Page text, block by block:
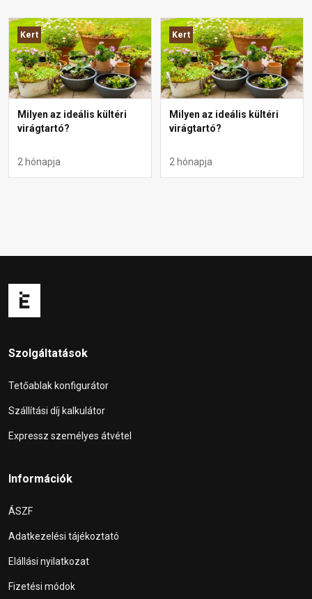
Kert
Milyen az ideális kültéri
virágtartó?
2 hónapja
Kert
Milyen az ideális kültéri
virágtartó?
2 hónapja
Szolgáltatások
Tetőablak konfigurátor
Szállítási díj kalkulátor
Expressz személyes átvétel
Információk
ÁSZF
Adatkezelési tájékoztató
Elállási nyilatkozat
Fizetési módok